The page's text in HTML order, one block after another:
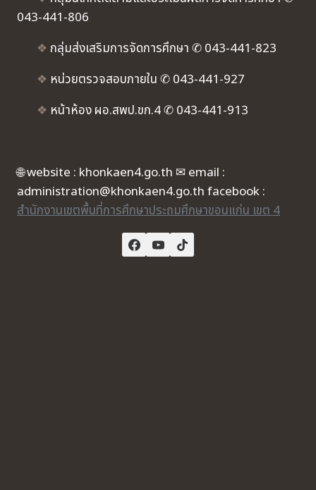
043-441-806
❖ กลุ่มส่งเสริมการจัดการศึกษา ✆ 043-441-823
❖ หน่วยตรวจสอบภายใน ✆ 043-441-927
❖ หน้าห้อง ผอ.สพป.ขก.4 ✆ 043-441-913
🌐 website : khonkaen4.go.th ✉ email :
administration@khonkaen4.go.th facebook :
สำนักงานเขตพื้นที่การศึกษาประถมศึกษาขอนแก่น เขต 4